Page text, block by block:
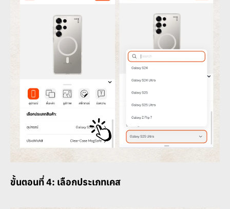
ขั้นตอนที่ 4: เลือกประเภทเคส